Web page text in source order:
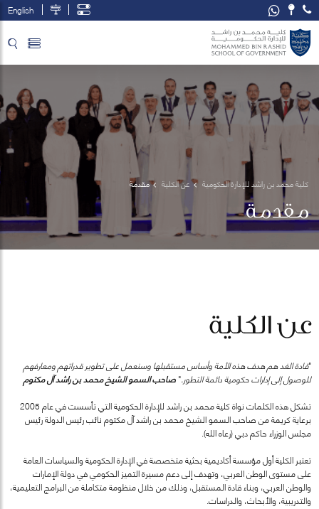
English
كلية محمد بن راشد للإدارة الحكومية عن الكلية مقدمة
مقدمة
عن الكلية
"قادة الغد هم هدف هذه الأمة وأساس مستقبلها وسنعمل على تطوير قدراتهم ومعارفهم
للوصول إلى إدارات حكومية دائمة التطور."صاحب السمو الشيخ محمد بن راشد آل مكتوم
تشكل هذه الكلمات نواة كلية محمد بن راشد للإدارة الحكومية التي تأسست في عام 2005
برعاية كريمة من صاحب السمو الشيخ محمد بن راشد آل مكتوم نائب رئيس الدولة رئيس
مجلس الوزراء حاكم دبي (رعاه الله).
تعتبر الكلية أول مؤسسة أكاديمية بحثية متخصصة في الإدارة الحكومية والسياسات العامة
على مستوى الوطن العربي، وتهدف إلى دعم مسيرة التميز الحكومي في دولة الإمارات
والوطن العربي، وبناء قادة المستقبل، وذلك من خلال منظومة متكاملة من البرامج التعليمية،
والتدريبية، والأبحاث، والدراسات.